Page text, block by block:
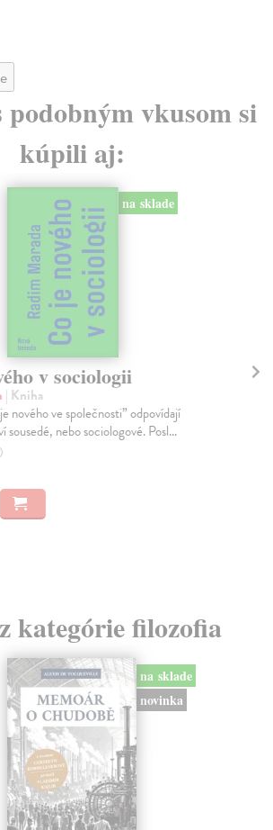
podobným vkusom si
kúpili aj:
na sklade
v sociologii
| Kniha
nového ve společnosti” odpovídají
sousedé, nebo sociologové. Posl...
kategórie filozofia
na sklade
novinka